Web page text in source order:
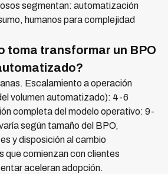
segmentan: automatización
humanos para complejidad
toma transformar un BPO
Escalamiento a operación
volumen automatizado): 4-6
completa del modelo operativo: 9-
según tamaño del BPO,
y disposición al cambio
que comienzan con clientes
aceleran adopción.